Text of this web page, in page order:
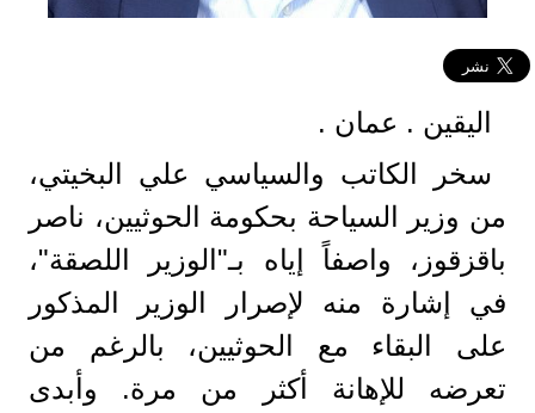
اليقين . عمان .
سخر الكاتب والسياسي علي البخيتي،
من وزير السياحة بحكومة الحوثيين، ناصر
باقزقوز، واصفاً إياه بـ"الوزير اللصقة"،
في إشارة منه لإصرار الوزير المذكور
على البقاء مع الحوثيين، بالرغم من
تعرضه للإهانة أكثر من مرة. وأبدى